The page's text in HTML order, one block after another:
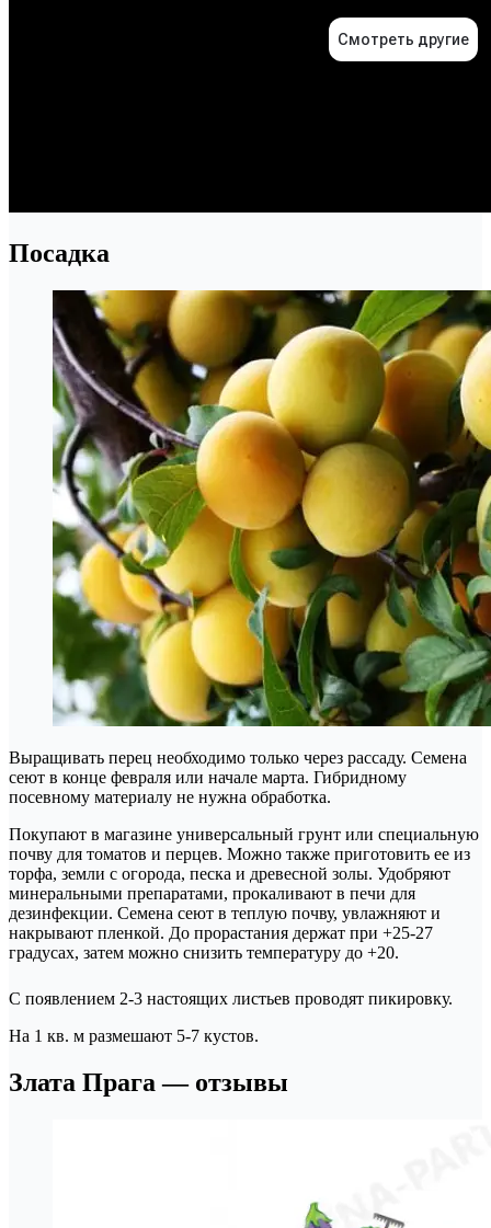
Посадка
Выращивать перец необходимо только через рассаду. Семена
сеют в конце февраля или начале марта. Гибридному
посевному материалу не нужна обработка.
Покупают в магазине универсальный грунт или специальную
почву для томатов и перцев. Можно также приготовить ее из
торфа, земли с огорода, песка и древесной золы. Удобряют
минеральными препаратами, прокаливают в печи для
дезинфекции. Семена сеют в теплую почву, увлажняют и
накрывают пленкой. До прорастания держат при +25-27
градусах, затем можно снизить температуру до +20.
С появлением 2-3 настоящих листьев проводят пикировку.
На 1 кв. м размешают 5-7 кустов.
Злата Прага — отзывы